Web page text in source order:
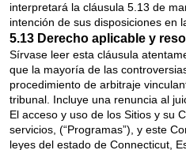
interpretará la cláusula 5.13 de
intención de sus disposiciones en
5.13 Derecho aplicable y
Sírvase leer esta cláusula
que la mayoría de las
procedimiento de arbitraje
tribunal. Incluye una renuncia al
El acceso y uso de los Sitios y su
servicios, (“Programas”), y este
leyes del estado de Connecticut,